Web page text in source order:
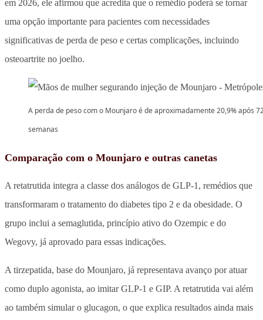
em 2026, ele afirmou que acredita que o remédio poderá se tornar
uma opção importante para pacientes com necessidades
significativas de perda de peso e certas complicações, incluindo
osteoartrite no joelho.
A perda de peso com o Mounjaro é de aproximadamente 20,9% após
semanas
Comparação com o Mounjaro e outras canetas
A retatrutida integra a classe dos análogos de GLP-1, remédios que
transformaram o tratamento do diabetes tipo 2 e da obesidade. O
grupo inclui a semaglutida, princípio ativo do Ozempic e do
Wegovy, já aprovado para essas indicações.
A tirzepatida, base do Mounjaro, já representava avanço por atuar
como duplo agonista, ao imitar GLP-1 e GIP. A retatrutida vai além
ao também simular o glucagon, o que explica resultados ainda mais